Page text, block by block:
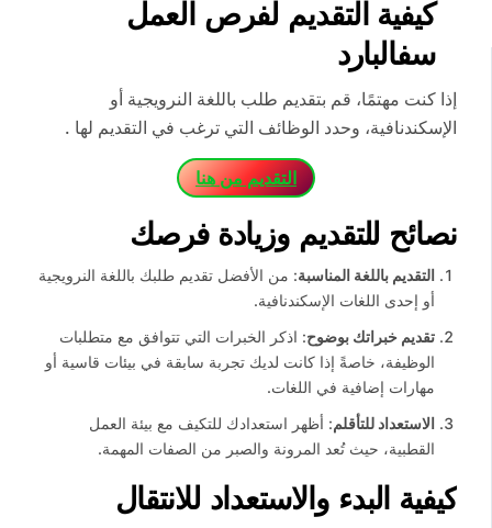
كيفية التقديم لفرص العمل
سفالبارد
إذا كنت مهتمًا، قم بتقديم طلب باللغة النرويجية أو
الإسكندنافية، وحدد الوظائف التي ترغب في التقديم لها .
التقديم من هنا
نصائح للتقديم وزيادة فرصك
التقديم باللغة المناسبة: من الأفضل تقديم طلبك باللغة النرويجية
أو إحدى اللغات الإسكندنافية.
تقديم خبراتك بوضوح: اذكر الخبرات التي تتوافق مع متطلبات
الوظيفة، خاصةً إذا كانت لديك تجربة سابقة في بيئات قاسية أو
مهارات إضافية في اللغات.
الاستعداد للتأقلم: أظهر استعدادك للتكيف مع بيئة العمل
القطبية، حيث تُعد المرونة والصبر من الصفات المهمة.
كيفية البدء والاستعداد للانتقال